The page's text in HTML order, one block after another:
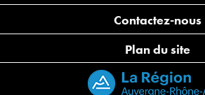
Contactez-nous
Plan du site